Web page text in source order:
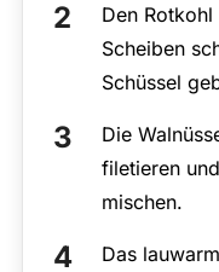
Den
Scheiben
Schüssel
Die
filetieren
mischen.
Das